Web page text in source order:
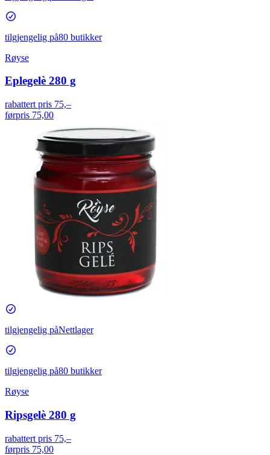
tilgjengelig på80 butikker
Røyse
Eplegelè 280 g
rabattert pris 75,–
førpris 75,00
tilgjengelig påNettlager
tilgjengelig på80 butikker
Røyse
Ripsgelè 280 g
rabattert pris 75,–
førpris 75,00